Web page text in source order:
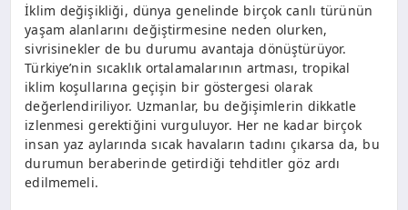
İklim değişikliği, dünya genelinde birçok canlı türünün
yaşam alanlarını değiştirmesine neden olurken,
sivrisinekler de bu durumu avantaja dönüştürüyor.
Türkiye’nin sıcaklık ortalamalarının artması, tropikal
iklim koşullarına geçişin bir göstergesi olarak
değerlendiriliyor. Uzmanlar, bu değişimlerin dikkatle
izlenmesi gerektiğini vurguluyor. Her ne kadar birçok
insan yaz aylarında sıcak havaların tadını çıkarsa da, bu
durumun beraberinde getirdiği tehditler göz ardı
edilmemeli.